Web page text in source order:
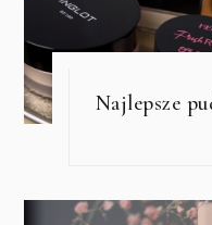
Najlepsze